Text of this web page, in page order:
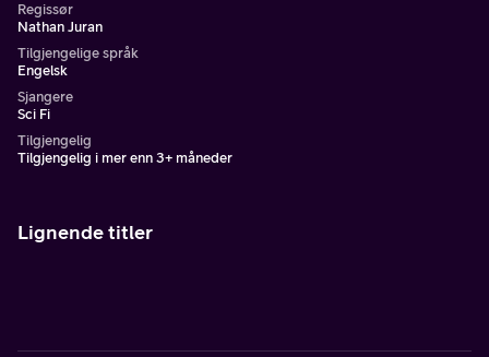
Regissør
Nathan Juran
Tilgjengelige språk
Engelsk
Sjangere
Sci Fi
Tilgjengelig
Tilgjengelig i mer enn 3+ måneder
Lignende titler